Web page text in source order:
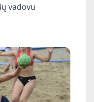
vadovu